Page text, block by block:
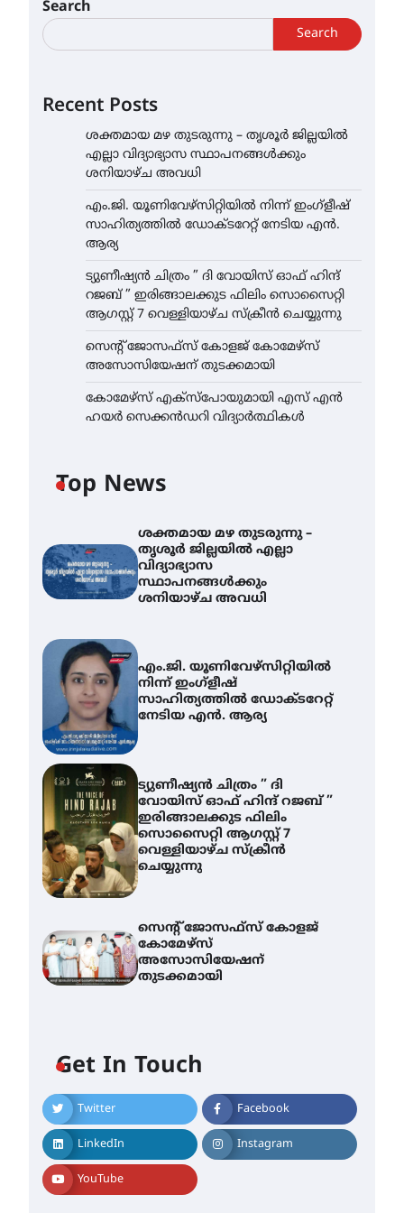
Search
Search
Recent Posts
ശക്തമായ മഴ തുടരുന്നു – തൃശൂർ ജില്ലയിൽ
എല്ലാ വിദ്യാഭ്യാസ സ്ഥാപനങ്ങൾക്കും
ശനിയാഴ്ച അവധി
എം.ജി. യൂണിവേഴ്‌സിറ്റിയിൽ നിന്ന് ഇംഗ്ളീഷ്
സാഹിത്യത്തിൽ ഡോക്ടറേറ്റ് നേടിയ എൻ.
ആര്യ
ട്യുണീഷ്യൻ ചിത്രം ” ദി വോയിസ് ഓഫ് ഹിന്ദ്
റജബ് ” ഇരിങ്ങാലക്കുട ഫിലിം സൊസൈറ്റി
ആഗസ്റ്റ് 7 വെള്ളിയാഴ്ച സ്‌ക്രീൻ ചെയ്യുന്നു
സെന്റ് ജോസഫ്സ് കോളജ് കോമേഴ്‌സ്
അസോസിയേഷന് തുടക്കമായി
കോമേഴ്സ് എക്സ്പോയുമായി എസ് എൻ
ഹയർ സെക്കൻഡറി വിദ്യാർത്ഥികൾ
Top News
ശക്തമായ മഴ തുടരുന്നു –
തൃശൂർ ജില്ലയിൽ എല്ലാ
വിദ്യാഭ്യാസ
സ്ഥാപനങ്ങൾക്കും
ശനിയാഴ്ച അവധി
എം.ജി. യൂണിവേഴ്‌സിറ്റിയിൽ
നിന്ന് ഇംഗ്ളീഷ്
സാഹിത്യത്തിൽ ഡോക്ടറേറ്റ്
നേടിയ എൻ. ആര്യ
ട്യുണീഷ്യൻ ചിത്രം ” ദി
വോയിസ് ഓഫ് ഹിന്ദ് റജബ് ”
ഇരിങ്ങാലക്കുട ഫിലിം
സൊസൈറ്റി ആഗസ്റ്റ് 7
വെള്ളിയാഴ്ച സ്‌ക്രീൻ
ചെയ്യുന്നു
സെന്റ് ജോസഫ്സ് കോളജ്
കോമേഴ്‌സ്
അസോസിയേഷന്
തുടക്കമായി
Get In Touch
Twitter Facebook
LinkedIn Instagram
YouTube
എം.ജി. യൂണിവേഴ്‌സിറ്റിയിൽ
നിന്ന് ഇംഗ്ളീഷ്
സാഹിത്യത്തിൽ ഡോക്ടറേറ്റ്
നേടിയ എൻ. ആര്യ